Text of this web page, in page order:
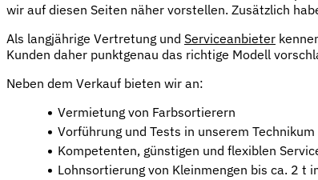
wir auf diesen Seiten näher vorstellen. Zusätzlich
Als langjährige Vertretung und Serviceanbieter
Kunden daher punktgenau das richtige Modell
Neben dem Verkauf bieten wir an:
Vermietung von Farbsortierern
Vorführung und Tests in unserem
Kompetenten, günstigen und flexiblen
Lohnsortierung von Kleinmengen bis ca. 2 t